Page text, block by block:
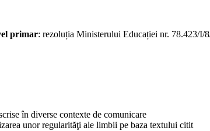
primar: rezoluția Ministerului Educației nr. 78.423/I/
în diverse contexte de comunicare
unor regularităţi ale limbii pe baza textului citit